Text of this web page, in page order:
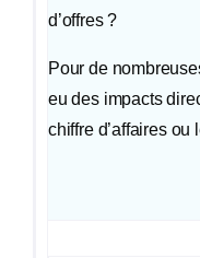
d’offres ?
Pour de
eu des impacts
chiffre d’affaires ou